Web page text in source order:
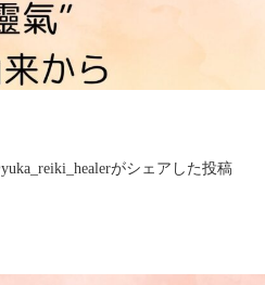
がシェアした投稿